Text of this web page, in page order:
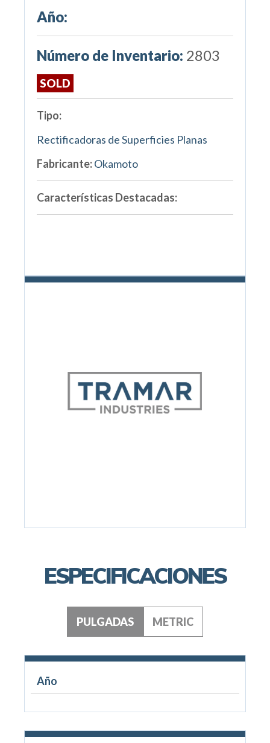
Año:
Número de Inventario: 2803
SOLD
Tipo:
Rectificadoras de Superficies Planas
Fabricante:Okamoto
Características Destacadas:
ESPECIFICACIONES
PULGADAS METRIC
Año